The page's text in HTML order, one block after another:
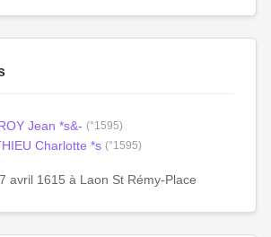
Jean *s&- (°1595)
Charlotte *s (°1595)
avril 1615 à Laon St Rémy-Place